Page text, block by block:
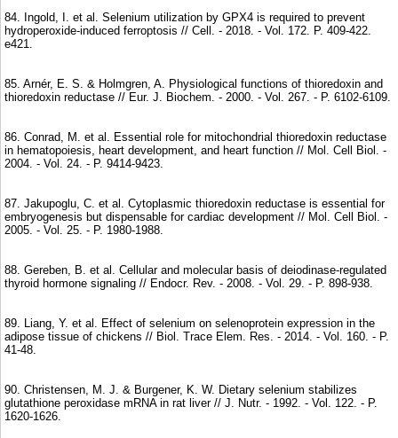
84. Ingold, I. et al. Selenium utilization by GPX4 is required to prevent
hydroperoxide-induced ferroptosis // Cell. - 2018. - Vol. 172. P. 409-422.
e421.
85. Arnér, E. S. & Holmgren, A. Physiological functions of thioredoxin and
thioredoxin reductase // Eur. J. Biochem. - 2000. - Vol. 267. - P. 6102-6109.
86. Conrad, M. et al. Essential role for mitochondrial thioredoxin reductase
in hematopoiesis, heart development, and heart function // Mol. Cell Biol. -
2004. - Vol. 24. - P. 9414-9423.
87. Jakupoglu, C. et al. Cytoplasmic thioredoxin reductase is essential for
embryogenesis but dispensable for cardiac development // Mol. Cell Biol. -
2005. - Vol. 25. - P. 1980-1988.
88. Gereben, B. et al. Cellular and molecular basis of deiodinase-regulated
thyroid hormone signaling // Endocr. Rev. - 2008. - Vol. 29. - P. 898-938.
89. Liang, Y. et al. Effect of selenium on selenoprotein expression in the
adipose tissue of chickens // Biol. Trace Elem. Res. - 2014. - Vol. 160. - P.
41-48.
90. Christensen, M. J. & Burgener, K. W. Dietary selenium stabilizes
glutathione peroxidase mRNA in rat liver // J. Nutr. - 1992. - Vol. 122. - P.
1620-1626.